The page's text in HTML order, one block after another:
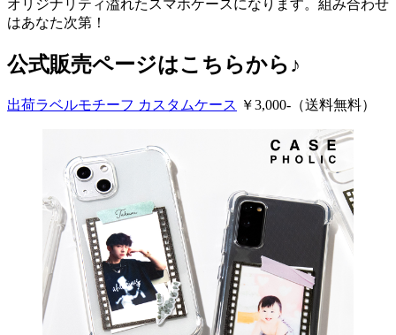
オリジナリティ溢れたスマホケースになります。組み合わせ
はあなた次第！
公式販売ページはこちらから♪
出荷ラベルモチーフ カスタムケース ￥3,000-（送料無料）